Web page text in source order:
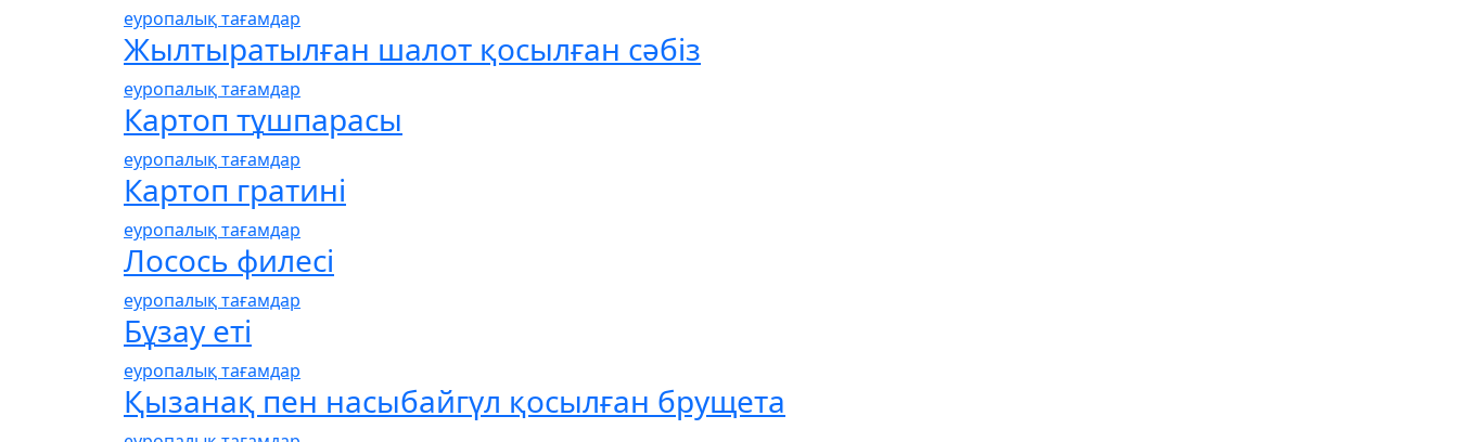
еуропалық тағамдар
Жылтыратылған шалот қосылған сәбіз
еуропалық тағамдар
Картоп тұшпарасы
еуропалық тағамдар
Картоп гратині
еуропалық тағамдар
Лосось филесі
еуропалық тағамдар
Бұзау еті
еуропалық тағамдар
Қызанақ пен насыбайгүл қосылған брущета